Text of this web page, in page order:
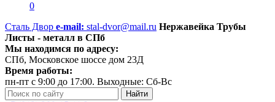
0
Сталь Двор e-mail: stal-dvor@mail.ru Нержавейка Трубы
Листы - металл в СПб
Мы находимся по адресу:
СПб, Московское шоссе дом 23Д
Время работы:
пн-пт с 9:00 до 17:00. Выходные: Сб-Вс